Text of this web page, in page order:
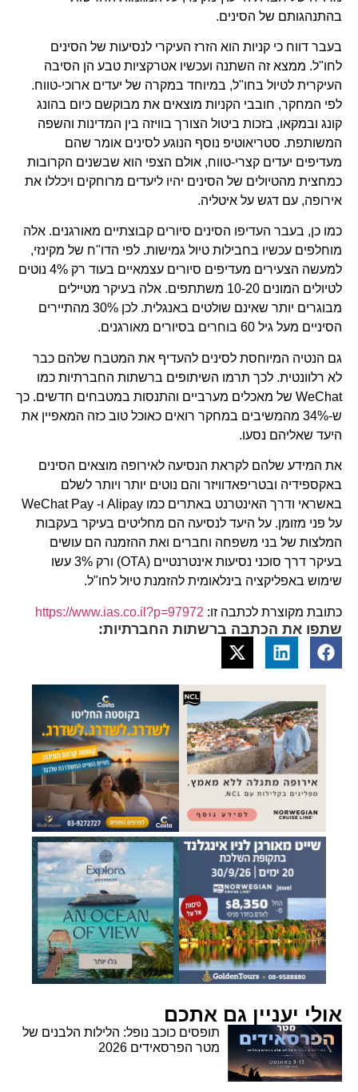
בהתנהגותם של הסינים.
בעבר דווח כי קניות הוא הזרז העיקרי לנסיעות של הסינים
לחו"ל. ממצא זה השתנה ועכשיו אטרקציות טבע הן הסיבה
העיקרית לטיול בחו"ל, במיוחד במקרה של יעדים ארוכי-טווח.
לפי המחקר, חובבי הקניות מוצאים את מבוקשם כיום בהונג
קונג ובמקאו, בזכות ביטול הצורך בוויזה בין המדינות והשפה
המשותפת. סטריאוטיפ נוסף הנוגע לסינים אומר שהם
מעדיפים יעדים קצרי-טווח, אולם הצפי הוא שבשנים הקרובות
כמחצית מהטיולים של הסינים יהיו ליעדים מרוחקים ויכללו את
אירופה, עם דגש על איטליה.
כמו כן, בעבר העדיפו הסינים סיורים קבוצתיים מאורגנים. אלה
מוחלפים עכשיו בחבילות טיול גמישות. לפי הדו"ח של מקינזי,
למעשה הצעירים מעדיפים סיורים עצמאיים בעוד רק 4% נוטים
לטיולים המונים 10-20 משתתפים. אלה בעיקר מטיילים
מבוגרים יותר שאינם שולטים באנגלית. לכן 30% מהתיירים
הסיניים מעל גיל 60 בוחרים בסיורים מאורגנים.
גם הנטיה המיוחסת לסינים להעדיף את המטבח שלהם כבר
לא רלוונטית. לכך תרמו השיתופים ברשתות החברתיות כמו
WeChat של מאכלים מערביים והתנסות במטבחים חדשים. כך
ש-34% מהמשיבים במחקר רואים כאוכל טוב כזה המאפיין את
היעד שאליהם נסעו.
את המידע שלהם לקראת הנסיעה לאירופה מוצאים הסינים
באקספידיה ובטריפאדוויזר והם נוטים יותר ויותר לשלם
באשראי ודרך האינטרנט באתרים כמו Alipay ו- WeChat Pay
על פני מזומן. על היעד לנסיעה הם מחליטים בעיקר בעקבות
המלצות של בני משפחה וחברים ואת ההזמנה הם עושים
בעיקר דרך סוכני נסיעות אינטרנטיים (OTA) ורק 3% עשו
שימוש באפליקציה בינלאומית להזמנת טיול לחו"ל.
כתובת מקוצרת לכתבה זו: https://www.ias.co.il?p=97972
שתפו את הכתבה ברשתות החברתיות:
אולי יעניין גם אתכם
תופסים כוכב נופל: הלילות הלבנים של
מטר הפרסאידים 2026